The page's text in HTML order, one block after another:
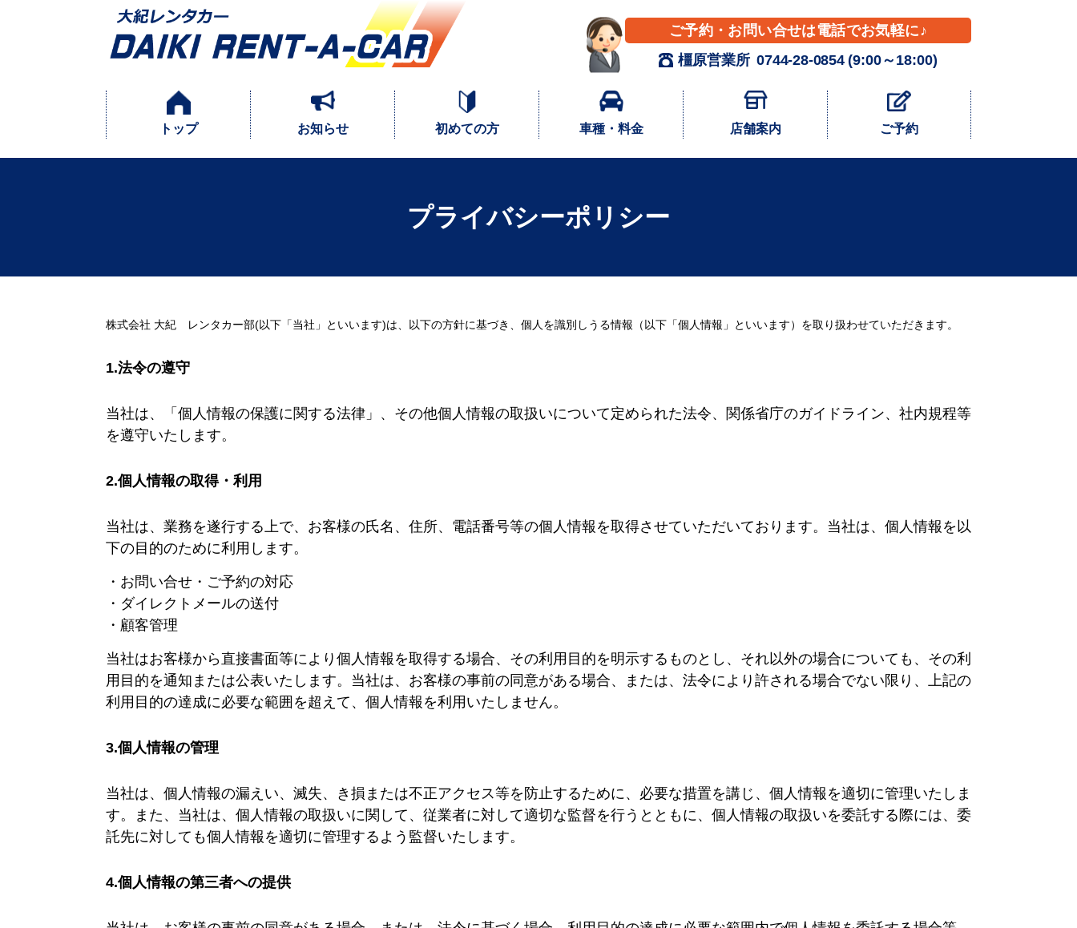
ご予約・お問い合せは電話でお気軽に♪
橿原営業所 0744-28-0854 (9:00～18:00)
トップ お知らせ 初めての方 車種・料金 店舗案内 ご予約
プライバシーポリシー
株式会社 大紀 レンタカー部(以下「当社」といいます)は、以下の方針に基づき、個人を識別しうる情報（以下「個人情報」といいます）を取り扱わせていただきます。
1.法令の遵守
当社は、「個人情報の保護に関する法律」、その他個人情報の取扱いについて定められた法令、関係省庁のガイドライン、社内規程等
を遵守いたします。
2.個人情報の取得・利用
当社は、業務を遂行する上で、お客様の氏名、住所、電話番号等の個人情報を取得させていただいております。当社は、個人情報を以
下の目的のために利用します。
お問い合せ・ご予約の対応
ダイレクトメールの送付
顧客管理
当社はお客様から直接書面等により個人情報を取得する場合、その利用目的を明示するものとし、それ以外の場合についても、その利
用目的を通知または公表いたします。当社は、お客様の事前の同意がある場合、または、法令により許される場合でない限り、上記の
利用目的の達成に必要な範囲を超えて、個人情報を利用いたしません。
3.個人情報の管理
当社は、個人情報の漏えい、滅失、き損または不正アクセス等を防止するために、必要な措置を講じ、個人情報を適切に管理いたしま
す。また、当社は、個人情報の取扱いに関して、従業者に対して適切な監督を行うとともに、個人情報の取扱いを委託する際には、委
託先に対しても個人情報を適切に管理するよう監督いたします。
4.個人情報の第三者への提供